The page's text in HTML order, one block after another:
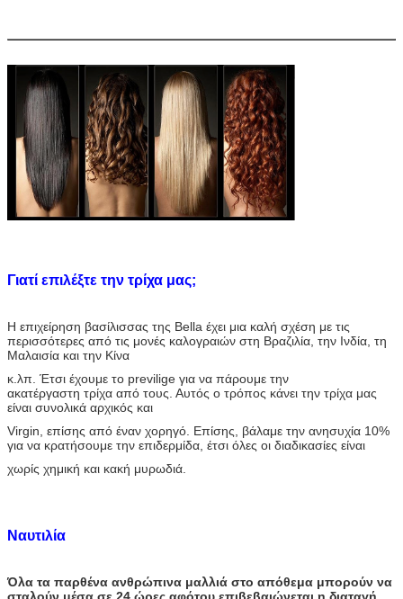
Υλικό
μη επεξεργασμένα παρθένα ανθρώπινα μαλλιά
100%
Σύσταση διαθέσιμη Κατ' ευθείαν, κύμα σωμάτων, χαλαρό κύμα,
βαθύ κύμα, κύμα νερού, kinky σγουρός,
τρίχα Fumi
Βαθμός διαθέσιμος 6A, 7A
Χρώμα τρίχας
Φυσικό μαύρο #1B (άλλα χρώματα μπορούν να
προσαρμοστούν
MOQ
5pcs για το εφοδιασμένο στοιχείο, 10pcs για τη
διαταγή
Τέχνη
Διπλές κρόκη και μηχανή που γίνονται
Δείγματα
Δείγματα που εξετάζουν τη
διαταγή διαθέσιμη στο βασικό του αποθέματος
Χρόνος παράδοσης24hours για τα στοιχεία αποθεμάτων
10 ημέρες για 20-100kg
φυσικός Μαύρος με λίγο καφετή)
Γιατί επιλέξτε την τρίχα μας;
Η επιχείρηση βασίλισσας της Bella έχει μια καλή σχέση με τις
περισσότερες από τις μονές καλογραιών στη Βραζιλία, την Ινδία, τη
Μαλαισία και την Κίνα
κ.λπ. Έτσι έχουμε το previlige για να πάρουμε την
ακατέργαστη τρίχα από τους. Αυτός ο τρόπος κάνει την τρίχα μας
είναι συνολικά αρχικός και
Virgin, επίσης από έναν χορηγό. Επίσης, βάλαμε την ανησυχία 10%
για να κρατήσουμε την επιδερμίδα, έτσι όλες οι διαδικασίες είναι
χωρίς χημική και κακή μυρωδιά.
Ναυτιλία
Όλα τα παρθένα ανθρώπινα μαλλιά στο απόθεμα μπορούν να